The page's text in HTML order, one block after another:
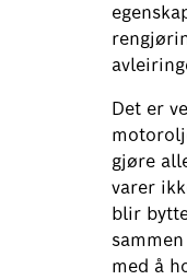
Det er
gjøre
varer
blir
med å